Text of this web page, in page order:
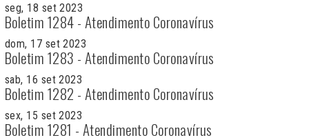
seg, 18 set 2023
Boletim 1284 - Atendimento Coronavírus
dom, 17 set 2023
Boletim 1283 - Atendimento Coronavírus
sab, 16 set 2023
Boletim 1282 - Atendimento Coronavírus
sex, 15 set 2023
Boletim 1281 - Atendimento Coronavírus